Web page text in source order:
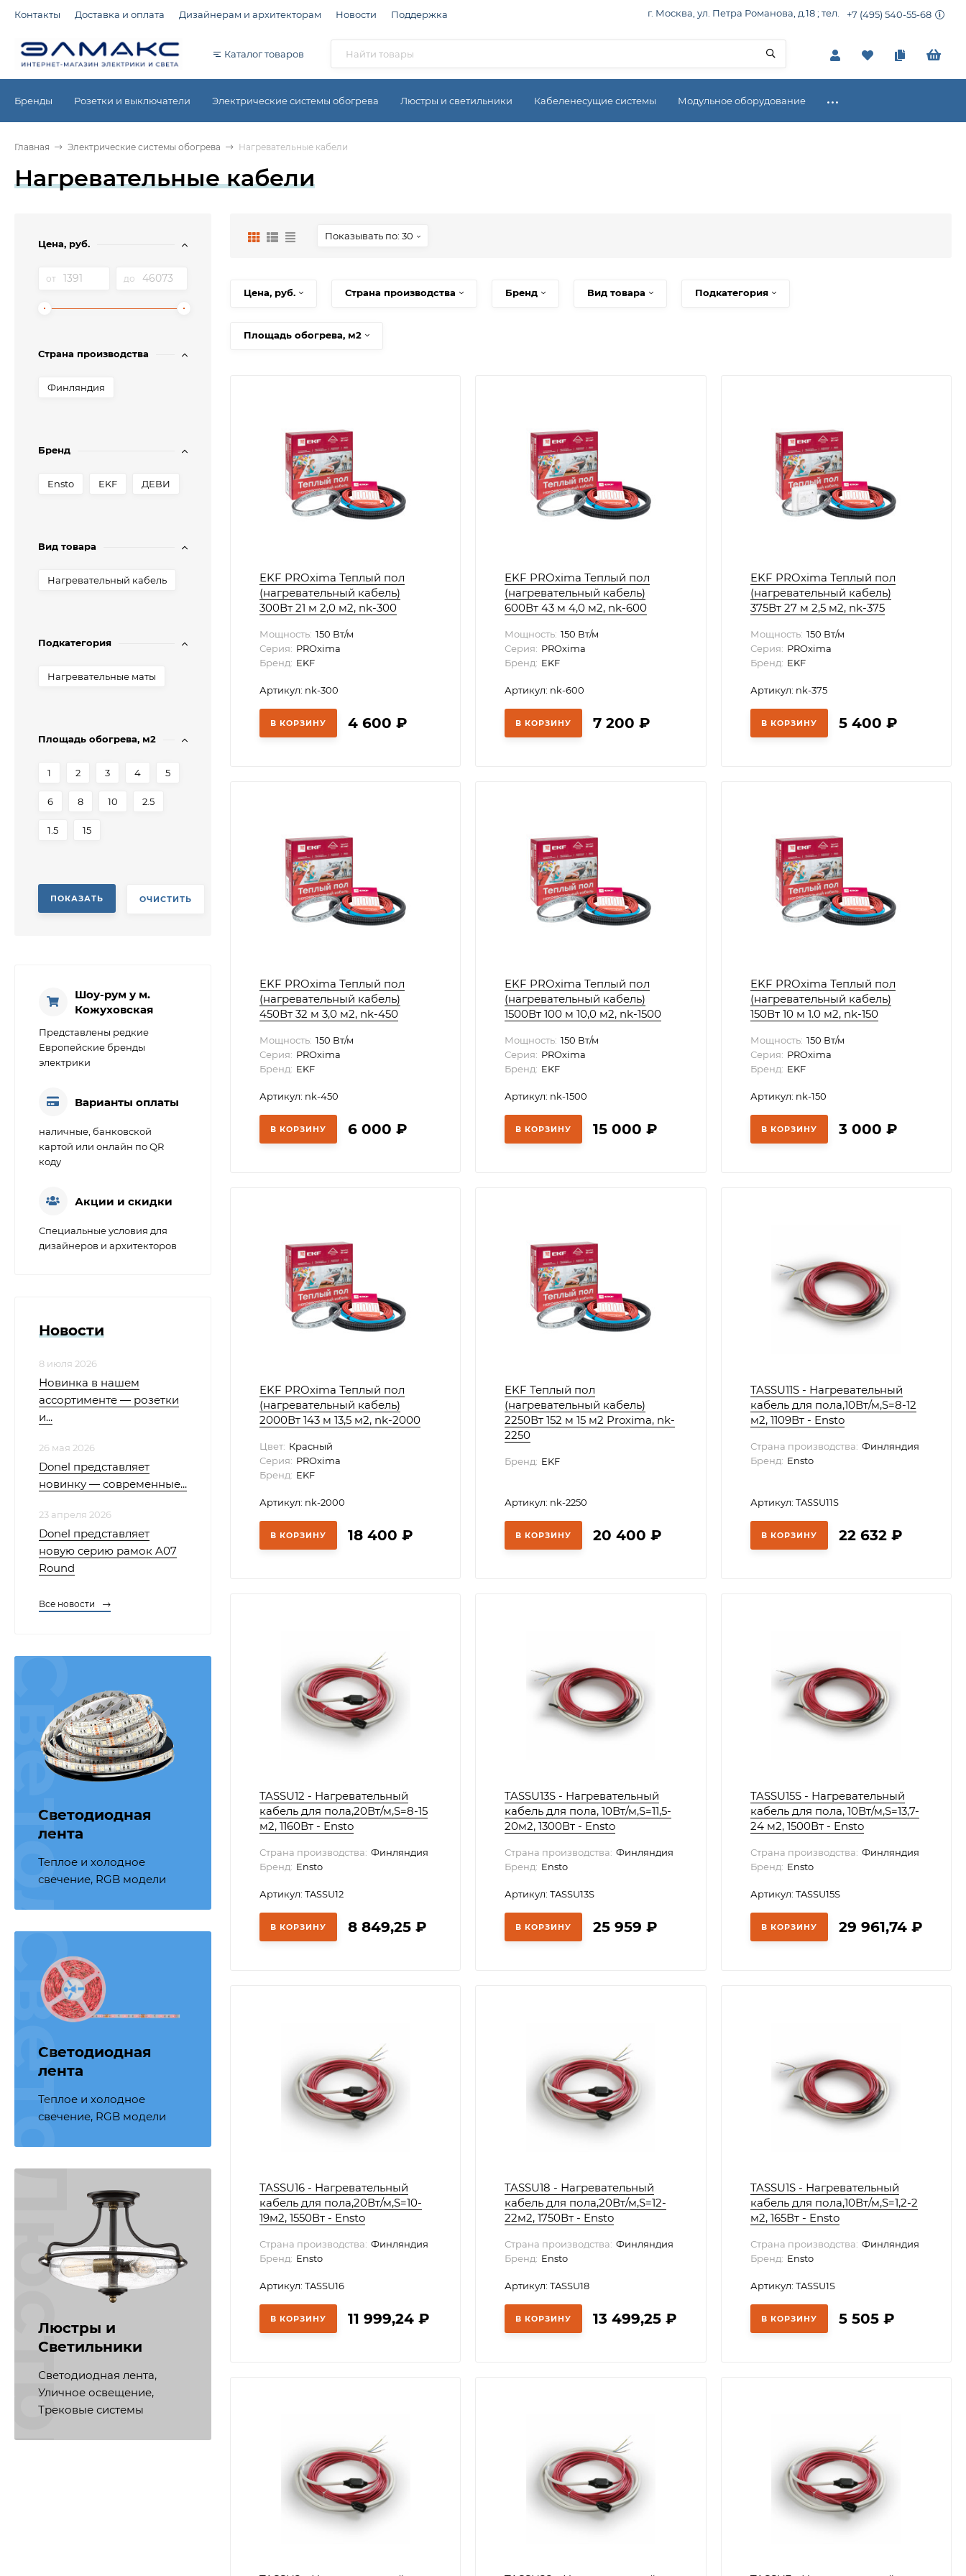
Контакты Доставка и оплата Дизайнерам и архитекторам Новости Поддержка г. Москва, ул. Петра Романова, д.18 ; тел. +7 (495) 540-55-68
Каталог товаров
Бренды Розетки и выключатели Электрические системы обогрева Люстры и светильники Кабеленесущие системы Модульное оборудование
Главная Электрические системы обогрева Нагревательные кабели
Нагревательные кабели
Показывать по: 30
Цена, руб. Страна производства Бренд Вид товара Подкатегория
Площадь обогрева, м2
EKF PROxima Теплый пол
(нагревательный кабель)
300Вт 21 м 2,0 м2, nk-300
Мощность: 150 Вт/м
Серия: PROxima
Бренд: EKF
Артикул: nk-300
В КОРЗИНУ 4 600 ₽
EKF PROxima Теплый пол
(нагревательный кабель)
600Вт 43 м 4,0 м2, nk-600
Мощность: 150 Вт/м
Серия: PROxima
Бренд: EKF
Артикул: nk-600
В КОРЗИНУ 7 200₽
EKF PROxima Теплый пол
(нагревательный кабель)
375Вт 27 м 2,5 м2, nk-375
Мощность: 150 Вт/м
Серия: PROxima
Бренд: EKF
Артикул: nk-375
В КОРЗИНУ 5 400 ₽
EKF PROxima Теплый пол
(нагревательный кабель)
450Вт 32 м 3,0 м2, nk-450
Мощность: 150 Вт/м
Серия: PROxima
Бренд: EKF
Артикул: nk-450
В КОРЗИНУ 6 000 ₽
EKF PROxima Теплый пол
(нагревательный кабель)
1500Вт 100 м 10,0 м2, nk-1500
Мощность: 150 Вт/м
Серия: PROxima
Бренд: EKF
Артикул: nk-1500
В КОРЗИНУ 15 000₽
EKF PROxima Теплый пол
(нагревательный кабель)
150Вт 10 м 1.0 м2, nk-150
Мощность: 150 Вт/м
Серия: PROxima
Бренд: EKF
Артикул: nk-150
В КОРЗИНУ 3 000 ₽
EKF PROxima Теплый пол
(нагревательный кабель)
2000Вт 143 м 13,5 м2, nk-2000
Цвет: Красный
Серия: PROxima
Бренд: EKF
Артикул: nk-2000
В КОРЗИНУ 18 400 ₽
EKF Теплый пол
(нагревательный кабель)
2250Вт 152 м 15 м2 Proxima, nk-
2250
Бренд: EKF
Артикул: nk-2250
В КОРЗИНУ 20 400₽
TASSU11S - Нагревательный
кабель для пола,10Вт/м,S=8-12
м2, 1109Вт - Ensto
Страна производства: Финляндия
Бренд: Ensto
Артикул: TASSU11S
В КОРЗИНУ 22 632 ₽
TASSU12 - Нагревательный
кабель для пола,20Вт/м,S=8-15
м2, 1160Вт - Ensto
Страна производства: Финляндия
Бренд: Ensto
Артикул: TASSU12
В КОРЗИНУ 8 849,25 ₽
TASSU13S - Нагревательный
кабель для пола, 10Вт/м,S=11,5-
20м2, 1300Вт - Ensto
Страна производства: Финляндия
Бренд: Ensto
Артикул: TASSU13S
В КОРЗИНУ 25 959₽
TASSU15S - Нагревательный
кабель для пола, 10Вт/м,S=13,7-
24 м2, 1500Вт - Ensto
Страна производства: Финляндия
Бренд: Ensto
Артикул: TASSU15S
В КОРЗИНУ 29 961,74 ₽
TASSU16 - Нагревательный
кабель для пола,20Вт/м,S=10-
19м2, 1550Вт - Ensto
Страна производства: Финляндия
Бренд: Ensto
Артикул: TASSU16
В КОРЗИНУ 11 999,24 ₽
TASSU18 - Нагревательный
кабель для пола,20Вт/м,S=12-
22м2, 1750Вт - Ensto
Страна производства: Финляндия
Бренд: Ensto
Артикул: TASSU18
В КОРЗИНУ 13 499,25₽
TASSU1S - Нагревательный
кабель для пола,10Вт/м,S=1,2-2
м2, 165Вт - Ensto
Страна производства: Финляндия
Бренд: Ensto
Артикул: TASSU1S
В КОРЗИНУ 5 505 ₽
Цена, руб.
от до
Страна производства
Финляндия
Бренд
Ensto EKF ДЕВИ
Вид товара
Нагревательный кабель
Подкатегория
Нагревательные маты
Площадь обогрева, м2
1 2 3 4 5
6 8 10 2.5
1.5 15
ПОКАЗАТЬ ОЧИСТИТЬ
Шоу-рум у м.
Кожуховская
Представлены редкие
Европейские бренды
электрики
Варианты оплаты
наличные, банковской
картой или онлайн по QR
коду
Акции и скидки
Специальные условия для
дизайнеров и архитекторов
Новости
8 июля 2026
Новинка в нашем
ассортименте — розетки
и...
26 мая 2026
Donel представляет
новинку — современные...
23 апреля 2026
Donel представляет
новую серию рамок A07
Round
Все новости
Светодиодная
лента
Теплое и холодное
свечение, RGB модели
лента
Светодиодная
лента
Теплое и холодное
свечение, RGB модели
лента
Люстры и
Светильники
Светодиодная лента,
Уличное освещение,
Трековые системы